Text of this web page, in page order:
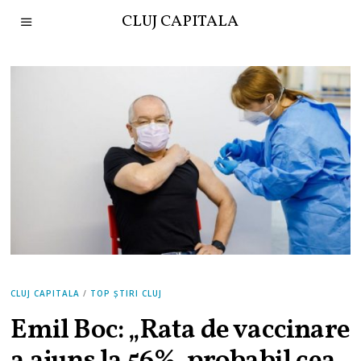
CLUJ CAPITALA
CLUJ CAPITALA / TOP ȘTIRI CLUJ
Emil Boc: „Rata de vaccinare